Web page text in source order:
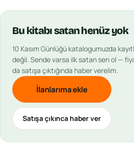
Bu kitabısatan henüz yok
10 Kasım Günlüğü katalogumuzda
değil. Sende varsa ilk satan sen ol —
da satışa çıktığında haber verelim.
İlanlarıma ekle
Satışa çıkınca haber ver